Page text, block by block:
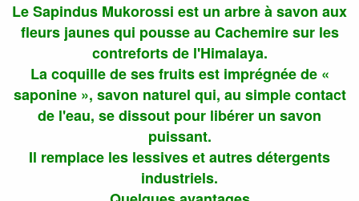
Le Sapindus Mukorossi est un arbre à savon aux
fleurs jaunes qui pousse au Cachemire sur les
contreforts de l'Himalaya.
La coquille de ses fruits est imprégnée de «
saponine », savon naturel qui, au simple contact
de l'eau, se dissout pour libérer un savon
puissant.
Il remplace les lessives et autres détergents
industriels.